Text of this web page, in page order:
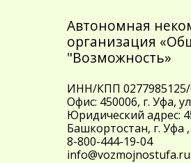
Автономная
организация
"Возможность»
ИНН/КПП 0277985125/
Офис: 450006, г. Уфа,
Юридический адрес:
Башкортостан, г. Уфа ,
8-800-444-19-04
info@vozmojnostufa.ru